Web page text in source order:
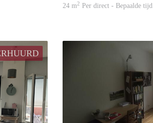
24 m2 Per direct - Bepaalde tijd